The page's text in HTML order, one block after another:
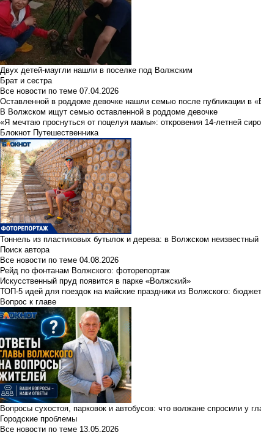
Двух детей-маугли нашли в поселке под Волжским
Брат и сестра
Все новости по теме 07.04.2026
Оставленной в роддоме девочке нашли семью после публикации в
В Волжском ищут семью оставленной в роддоме девочке
«Я мечтаю проснуться от поцелуя мамы»: откровения 14-летней
Блокнот Путешественника
Тоннель из пластиковых бутылок и дерева: в Волжском
Поиск автора
Все новости по теме 04.08.2026
Рейд по фонтанам Волжского: фоторепортаж
Искусственный пруд появится в парке «Волжский»
ТОП-5 идей для поездок на майские праздники из Волжского:
Вопрос к главе
Вопросы сухостоя, парковок и автобусов: что волжане спросили у
Городские проблемы
Все новости по теме 13.05.2026